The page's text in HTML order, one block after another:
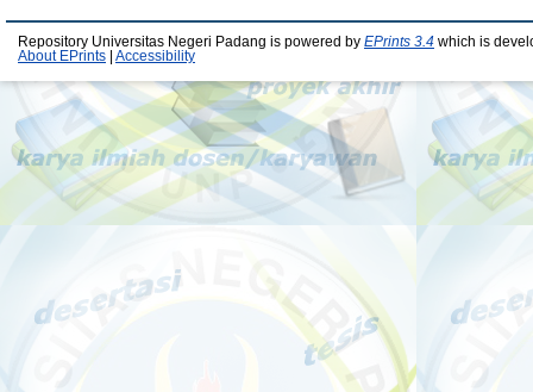
Repository Universitas Negeri Padang is powered by EPrints 3.4 which is
About EPrints
Accessibility